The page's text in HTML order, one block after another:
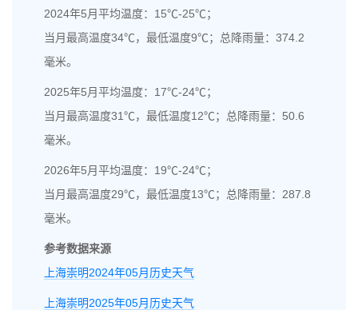
2024年5月平均温度：15℃-25℃；
当月最高温度34℃，最低温度9℃；总降雨量：374.2
毫米。
2025年5月平均温度：17℃-24℃；
当月最高温度31℃，最低温度12℃；总降雨量：50.6
毫米。
2026年5月平均温度：19℃-24℃；
当月最高温度29℃，最低温度13℃；总降雨量：287.8
毫米。
参考数据来源
上海崇明2024年05月历史天气
上海崇明2025年05月历史天气